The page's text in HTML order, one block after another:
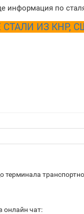
информация по
ИЗ КНР,
терминала
онлайн чат: